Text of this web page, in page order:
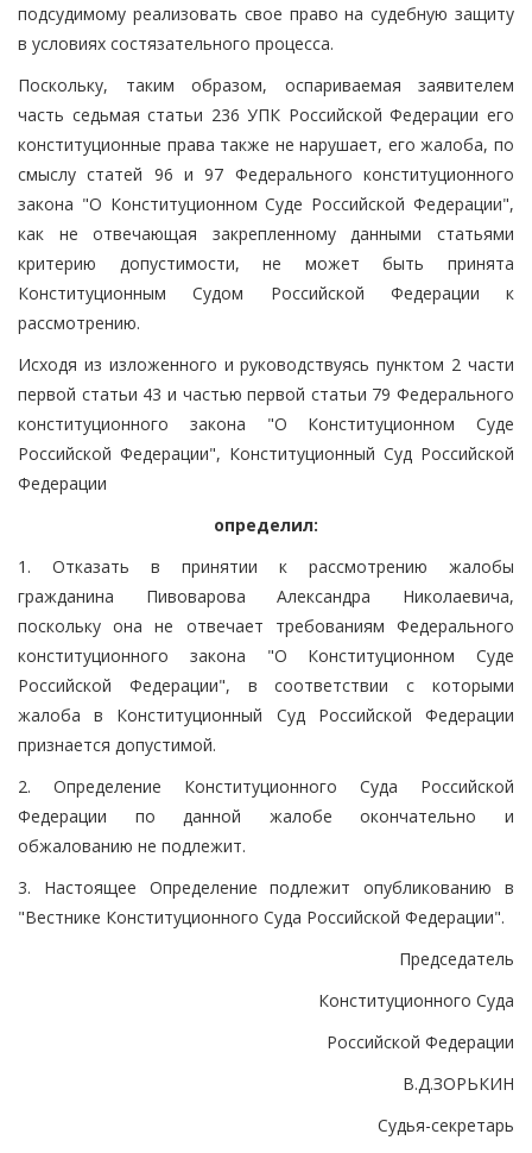
подсудимому реализовать свое право на судебную защиту
в условиях состязательного процесса.
Поскольку, таким образом, оспариваемая заявителем
часть седьмая статьи 236 УПК Российской Федерации его
конституционные права также не нарушает, его жалоба, по
смыслу статей 96 и 97 Федерального конституционного
закона "О Конституционном Суде Российской Федерации",
как не отвечающая закрепленному данными статьями
критерию допустимости, не может быть принята
Конституционным Судом Российской Федерации к
рассмотрению.
Исходя из изложенного и руководствуясь пунктом 2 части
первой статьи 43 и частью первой статьи 79 Федерального
конституционного закона "О Конституционном Суде
Российской Федерации", Конституционный Суд Российской
Федерации
определил:
1. Отказать в принятии к рассмотрению жалобы
гражданина Пивоварова Александра Николаевича,
поскольку она не отвечает требованиям Федерального
конституционного закона "О Конституционном Суде
Российской Федерации", в соответствии с которыми
жалоба в Конституционный Суд Российской Федерации
признается допустимой.
2. Определение Конституционного Суда Российской
Федерации по данной жалобе окончательно и
обжалованию не подлежит.
3. Настоящее Определение подлежит опубликованию в
"Вестнике Конституционного Суда Российской Федерации".
Председатель
Конституционного Суда
Российской Федерации
В.Д.ЗОРЬКИН
Судья-секретарь